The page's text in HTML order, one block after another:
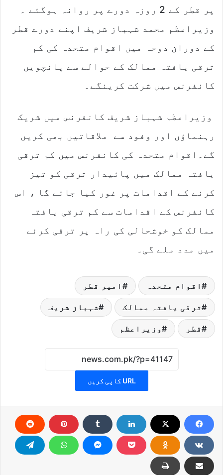
پر قطر کے 2 روزہ دورے پر روانہ ہوگئے ۔
وزیراعظم محمد شہباز شریف اپنے دورے قطر
کے دوران دوحہ میں اقوام متحدہ کی کم
ترقی یافتہ ممالک کے حوالے سے پانچویں
کانفرنس میں شرکت کرینگے۔
وزیراعظم شہباز شریف کانفرنس میں شریک
رہنماؤں اور وفود سے ملاقاتیں بھی کریں
گے۔اقوام متحدہ کی کانفرنس میں کم ترقی
یافتہ ممالک میں پائیدار ترقی کو تیز
کرنے کے اقدامات پر غور کیا جائے گا ، اس
کانفرنس کے اقدامات سے کم ترقی یافتہ
ممالک کو خوشحالی کی راہ پر ترقی کرنے
میں مدد ملے گی۔
اقوام متحدہ امیر قطر
ترقی یافتہ ممالک شہباز شریف
قطر وزیراعظم
URL کاپی کریں